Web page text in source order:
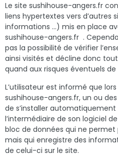
Le site sushihouse-angers.fr
liens hypertextes vers d’autres
informations …) mis en place
sushihouse-angers.fr .
pas la possibilité de vérifier
ainsi visités et décline donc
quand aux risques éventuels
L’utilisateur est informé que
sushihouse-angers.fr, un ou
de s’installer
l’intermédiaire de son logiciel
bloc de données qui ne permet
mais qui enregistre des
de celui-ci sur le site.